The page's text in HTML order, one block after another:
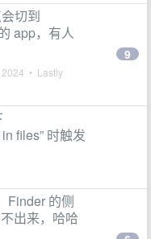
切到
app，有人
• Lastly
9
files” 时触发
Finder 的侧
出来，哈哈